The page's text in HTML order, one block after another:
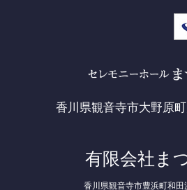
香川県観音寺市大野原
有限会社ま
香川県観音寺市豊浜町和